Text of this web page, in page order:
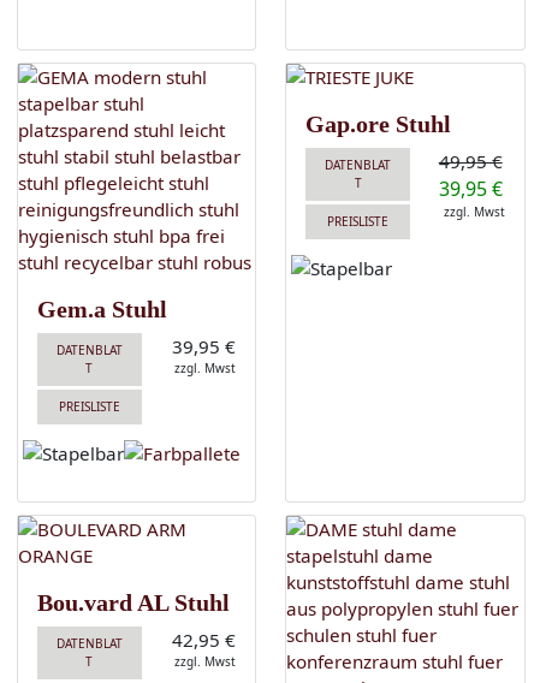
Gem.a Stuhl
DATENBLAT
T
PREISLISTE
39,95 €
zzgl. Mwst
Gap.ore Stuhl
DATENBLAT
T
PREISLISTE
49,95 €
39,95 €
zzgl. Mwst
Bou.vard AL Stuhl
DATENBLAT
T
42,95 €
zzgl. Mwst